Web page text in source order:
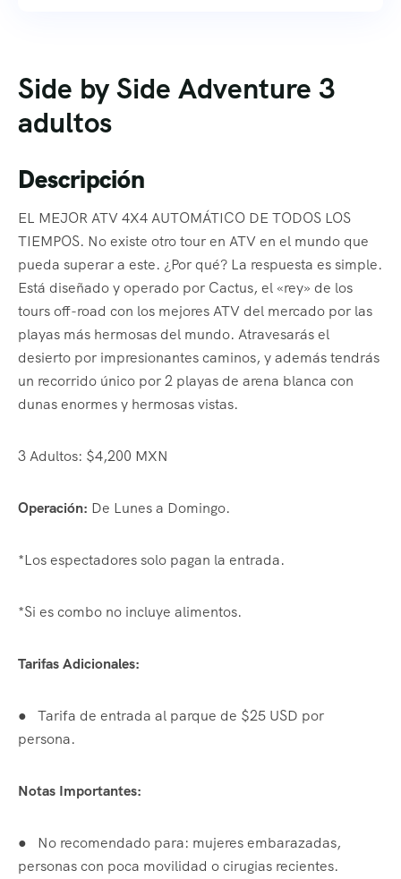
Side by Side Adventure 3
adultos
Descripción
EL MEJOR ATV 4X4 AUTOMÁTICO DE TODOS LOS
TIEMPOS. No existe otro tour en ATV en el mundo que
pueda superar a este. ¿Por qué? La respuesta es simple.
Está diseñado y operado por Cactus, el «rey» de los
tours off-road con los mejores ATV del mercado por las
playas más hermosas del mundo. Atravesarás el
desierto por impresionantes caminos, y además tendrás
un recorrido único por 2 playas de arena blanca con
dunas enormes y hermosas vistas.
3 Adultos: $4,200 MXN
Operación: De Lunes a Domingo.
*Los espectadores solo pagan la entrada.
*Si es combo no incluye alimentos.
Tarifas Adicionales:
●
Tarifa de entrada al parque de $25 USD por
persona.
Notas Importantes:
●
No recomendado para: mujeres embarazadas,
personas con poca movilidad o cirugias recientes.